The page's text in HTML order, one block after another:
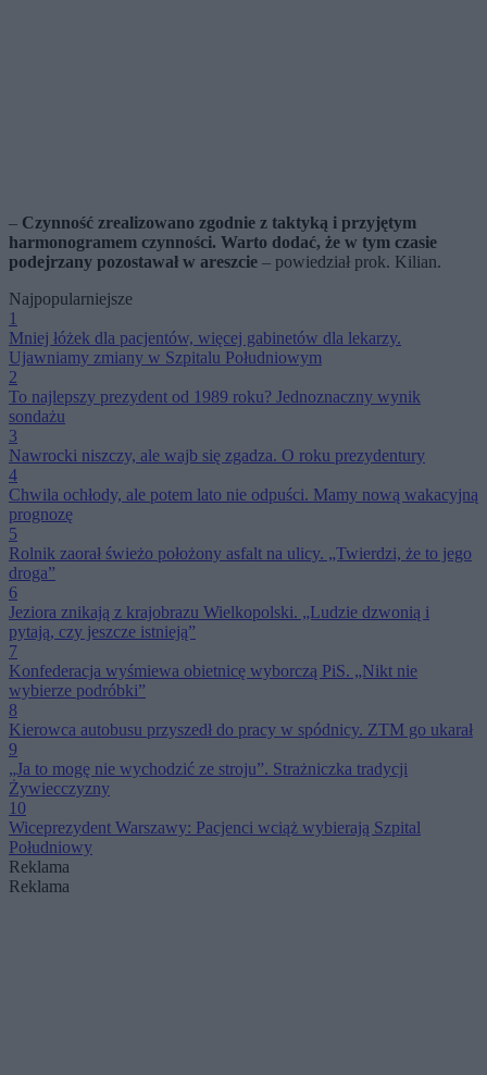
– Czynność zrealizowano zgodnie z taktyką i przyjętym
harmonogramem czynności. Warto dodać, że w tym czasie
podejrzany pozostawał w areszcie – powiedział prok. Kilian.
Najpopularniejsze
1
Mniej łóżek dla pacjentów, więcej gabinetów dla lekarzy.
Ujawniamy zmiany w Szpitalu Południowym
2
To najlepszy prezydent od 1989 roku? Jednoznaczny wynik
sondażu
3
Nawrocki niszczy, ale wajb się zgadza. O roku prezydentury
4
Chwila ochłody, ale potem lato nie odpuści. Mamy nową wakacyjną
prognozę
5
Rolnik zaorał świeżo położony asfalt na ulicy. „Twierdzi, że to jego
droga”
6
Jeziora znikają z krajobrazu Wielkopolski. „Ludzie dzwonią i
pytają, czy jeszcze istnieją”
7
Konfederacja wyśmiewa obietnicę wyborczą PiS. „Nikt nie
wybierze podróbki”
8
Kierowca autobusu przyszedł do pracy w spódnicy. ZTM go ukarał
9
„Ja to mogę nie wychodzić ze stroju”. Strażniczka tradycji
Żywiecczyzny
10
Wiceprezydent Warszawy: Pacjenci wciąż wybierają Szpital
Południowy
Reklama
Reklama